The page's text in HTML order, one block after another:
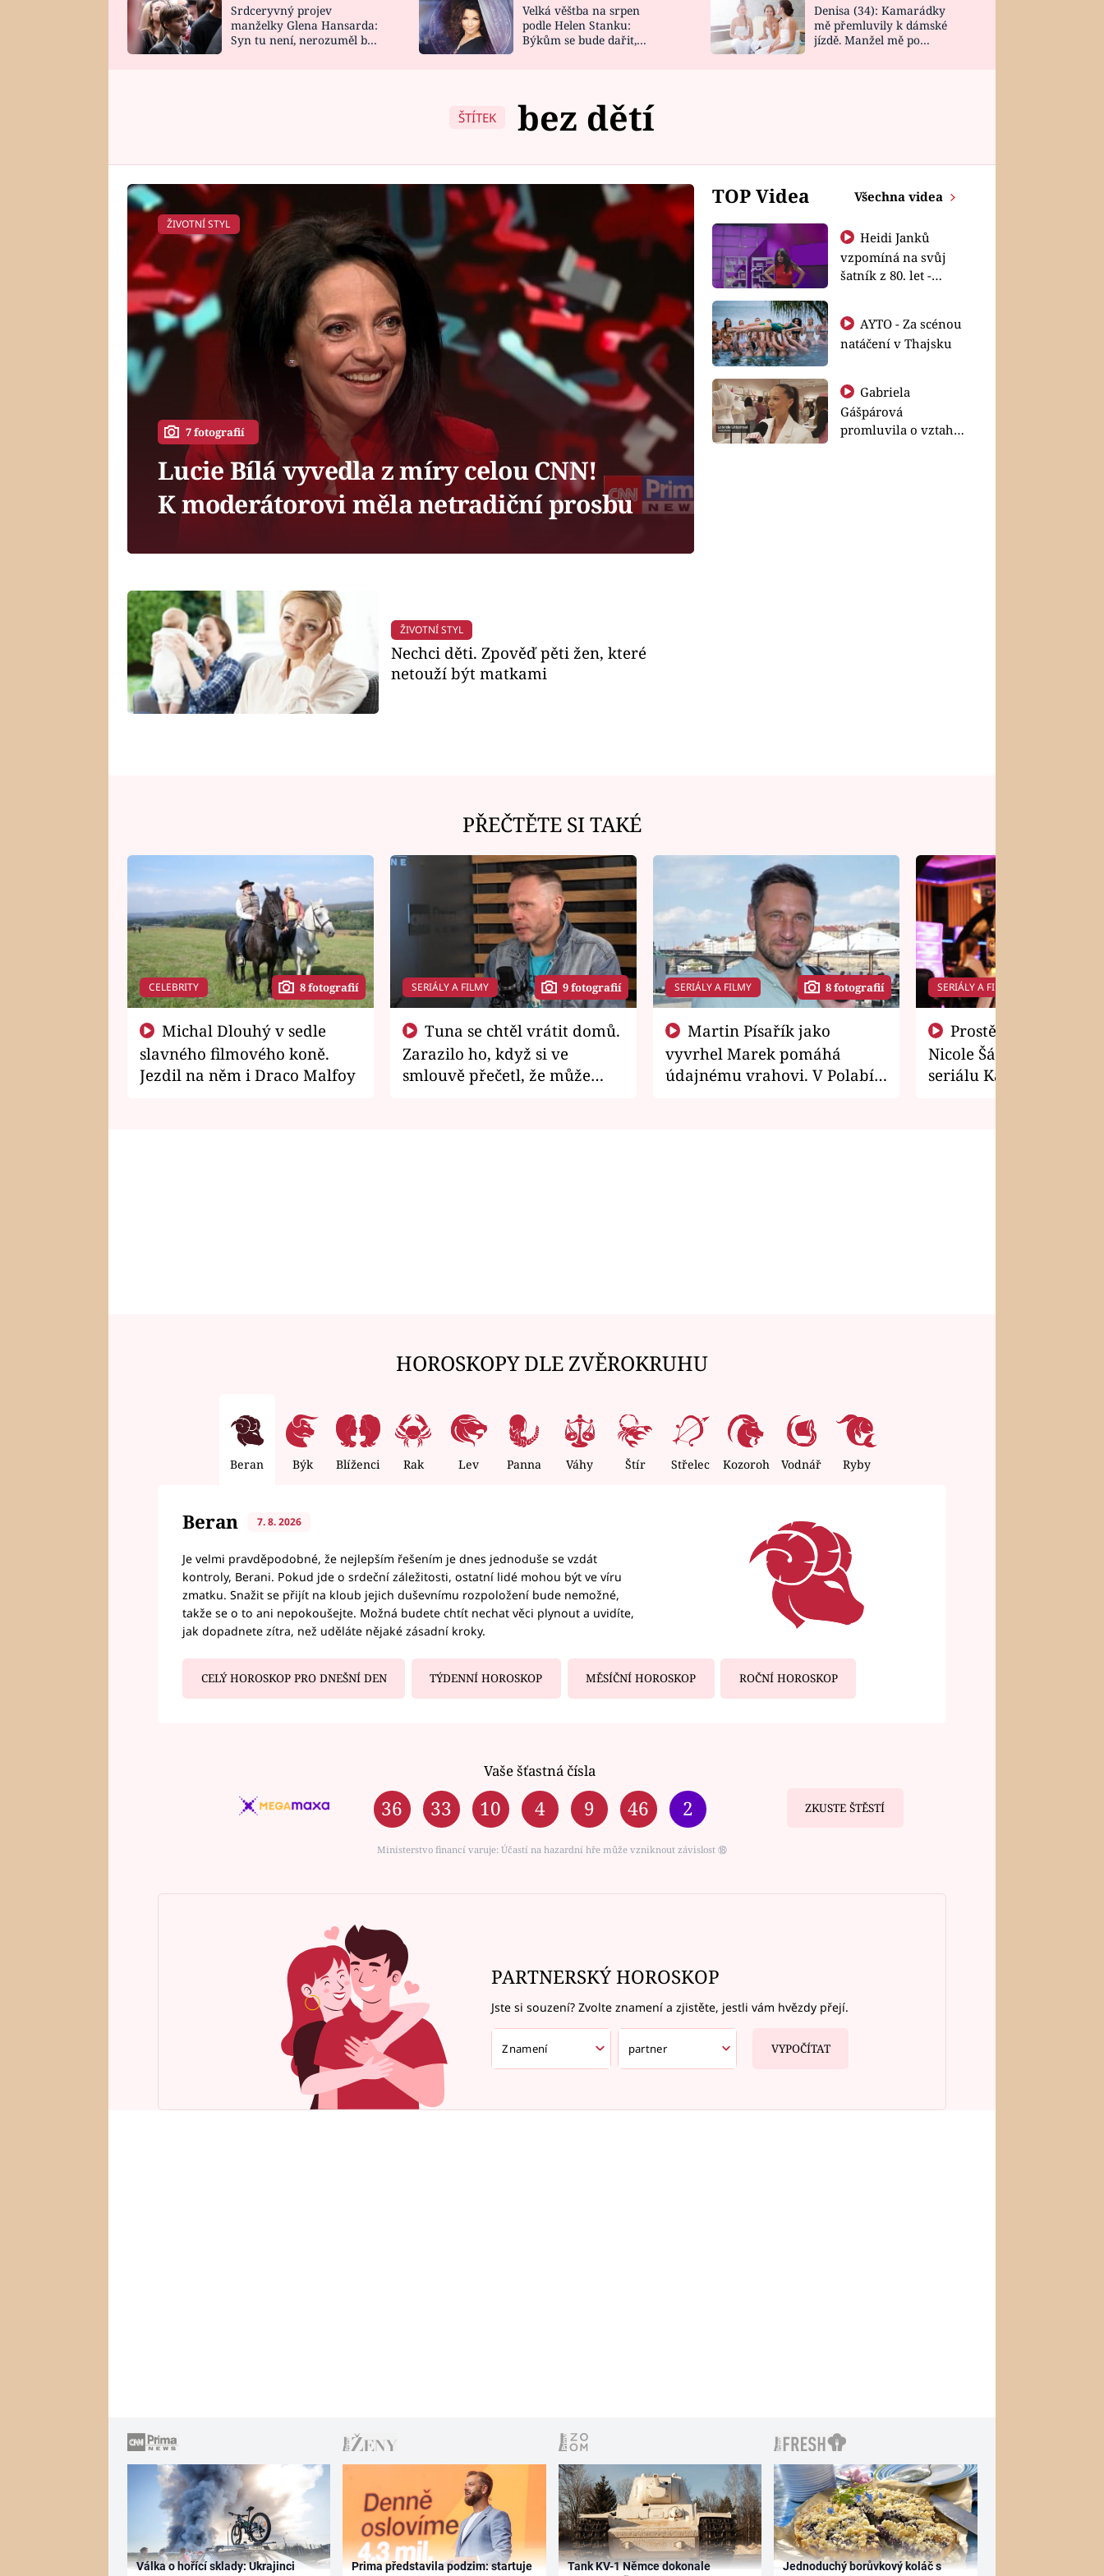
HOROSKOP NA
CELEBRITY
VAŘENÍ
NOVINKY
VIDEORECEPTY
DESIGN
Srdceryvný projev
manželky Glena Hansarda:
Syn tu není, nerozuměl by
Velká věštba na srpen
podle Helen Stanku:
Býkům se bude dařit,
Denisa (34): Kamarádky
mě přemluvily k dámské
jízdě. Manžel mě po
ŠTÍTEK bez dětí
TOP Videa Všechna videa
Heidi Janků
vzpomíná na svůj
šatník z 80. let -
natáčení v Thajsku
Gabriela
Gášpárová
promluvila o vztahu
ŽIVOTNÍ STYL
7 fotografií
Lucie Bílá vyvedla z míry celou CNN!
K moderátorovi měla netradiční prosbu
ŽIVOTNÍ STYL
Nechci děti. Zpověď pěti žen, které
netouží být matkami
PŘEČTĚTE SI TAKÉ
CELEBRITY 8 fotografií
slavného filmového koně.
Jezdil na něm i Draco Malfoy
SERIÁLY A FILMY 9 fotografií
Zarazilo ho, když si ve
smlouvě přečetl, že může
SERIÁLY A FILMY 8 fotografií
vyvrhel Marek pomáhá
údajnému vrahovi. V Polabí
SERIÁLY A FILMY
Nicole Šáchová získala
seriálu Kamarádi
HOROSKOPY DLE ZVĚROKRUHU
Beran Býk Blíženci Rak Lev Panna Váhy Štír Střelec Kozoroh Vodnář Ryby
Beran 7. 8. 2026
Je velmi pravděpodobné, že nejlepším řešením je dnes jednoduše se vzdát
kontroly, Berani. Pokud jde o srdeční záležitosti, ostatní lidé mohou být ve víru
zmatku. Snažit se přijít na kloub jejich duševnímu rozpoložení bude nemožné,
takže se o to ani nepokoušejte. Možná budete chtít nechat věci plynout a uvidíte,
jak dopadnete zítra, než uděláte nějaké zásadní kroky.
CELÝ HOROSKOP PRO DNEŠNÍ DEN TÝDENNÍ HOROSKOP MĚSÍČNÍ HOROSKOP ROČNÍ HOROSKOP
Vaše šťastná čísla
36 33 10 4 9 46 2 ZKUSTE ŠTĚSTÍ
Ministerstvo financí varuje: Účastí na hazardní hře může vzniknout závislost ⑱
PARTNERSKÝ HOROSKOP
Jste si souzení? Zvolte znamení a zjistěte, jestli vám hvězdy přejí.
VYPOČÍTAT
Válka o hořící sklady: Ukrajinci Prima představila podzim: startuje Tank KV-1 Němce dokonale Jednoduchý borůvkový koláč s